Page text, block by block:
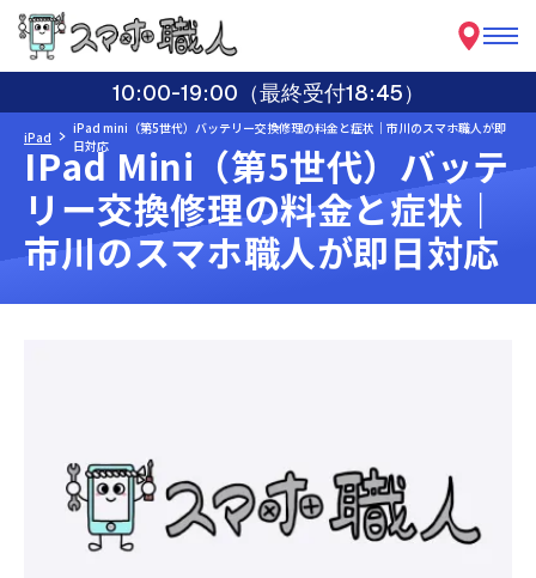
10:00-19:00（最終受付18:45）
iPad
iPad mini（第5世代）バッテリー交換修理の料金と症状｜市川のスマホ職人が即
日対応
IPad Mini（第5世代）バッテ
リー交換修理の料金と症状｜
市川のスマホ職人が即日対応